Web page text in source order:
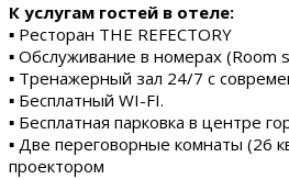
К услугам гостей в отеле:
▪ Ресторан THE REFECTORY
▪ Обслуживание в номерах (Room
▪ Тренажерный зал 24/7 с
▪ Бесплатный WI-FI.
▪ Бесплатная парковка в центре
▪ Две переговорные комнаты (26
проектором